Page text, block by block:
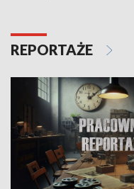
REPORTAŻE